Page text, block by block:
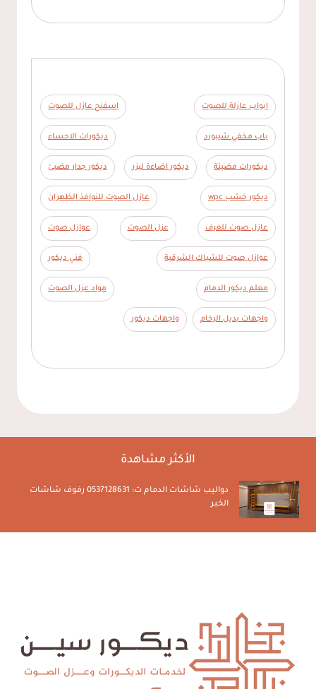
ابواب عازلة للصوت اسفنج عازل للصوت
باب مخفي شيبورد ديكورات الاحساء
ديكورات مضيئة ديكور اضاءة ليزر ديكور جدار مضيئ
ديكور خشب wpc عازل الصوت للنوافذ الظهران
عازل صوت للغرف عزل الصوت عوازل صوت
عوازل صوت للشباك الشرقية فني ديكور
معلم ديكور الدمام مواد عزل الصوت
واجهات بديل الرخام واجهات ديكور
الأكثر مشاهدة
دواليب شاشات الدمام ت: 0537128631 رفوف شاشات